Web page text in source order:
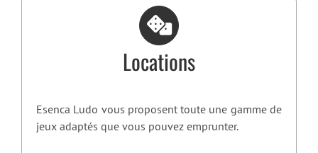
Locations
Esenca Ludo vous proposent toute une gamme de
jeux adaptés que vous pouvez emprunter.